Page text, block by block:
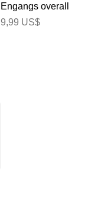
Engangs overall
Pris
9,99 US$